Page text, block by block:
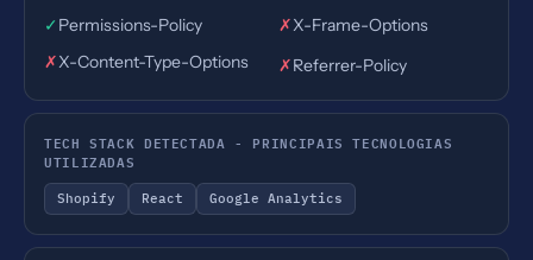
✓ Permissions-Policy ✗X-Frame-Options
✗X-Content-Type-Options ✗Referrer-Policy
TECH STACK DETECTADA - PRINCIPAIS TECNOLOGIAS
UTILIZADAS
Shopify React Google Analytics